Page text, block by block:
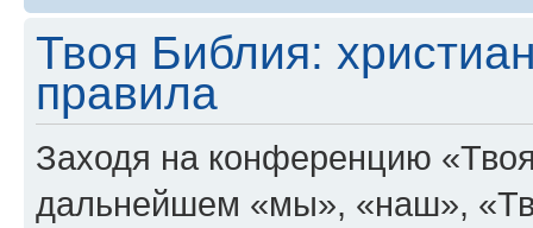
Твоя Библия:
правила
Заходя на конференцию
дальнейшем «мы», «наш»,